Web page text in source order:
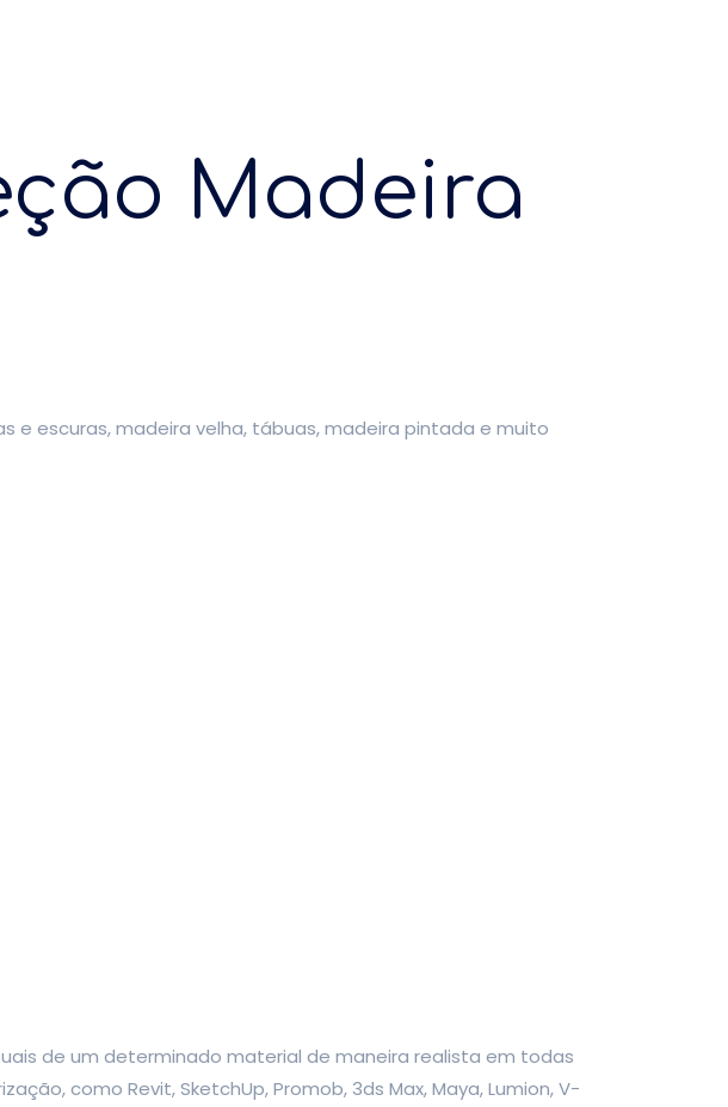
Madeira
e escuras, madeira velha, tábuas, madeira pintada e muito
de um determinado material de maneira realista em todas
como Revit, SketchUp, Promob, 3ds Max, Maya, Lumion, V-